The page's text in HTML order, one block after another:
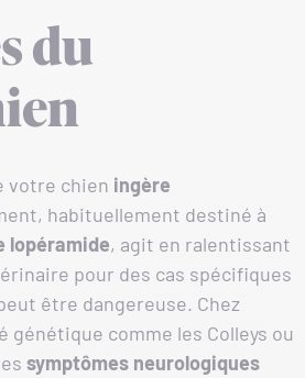
du
votre chien ingère
habituellement destiné à
lopéramide, agit en ralentissant
pour des cas spécifiques
être dangereuse. Chez
comme les Colleys ou
symptômes neurologiques